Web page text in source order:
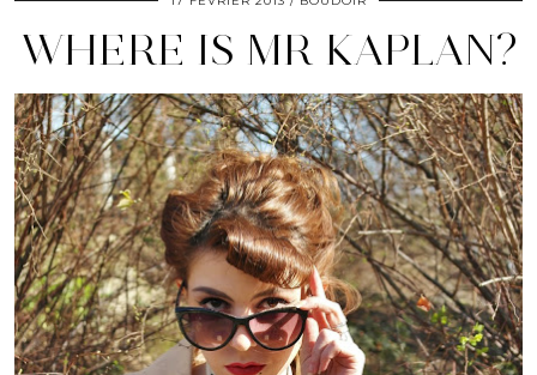
WHERE IS MR KAPLAN?